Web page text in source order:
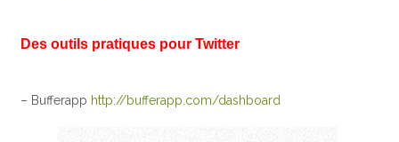
Des outils pratiques pour Twitter
– Bufferapp http://bufferapp.com/dashboard